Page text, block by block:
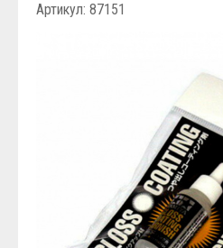
Артикул: 87151